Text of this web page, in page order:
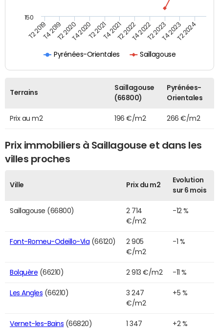
Pyrénées-Orientales Saillagouse
T2 2019T4 2019T2 2020T4 2020T2 2021T4 2021T2 2022T4 2022T2 2023T4 2023T2 2024
150
Terrains
Saillagouse
(66800)
Pyrénées-
Orientales
Prix au m2 196 €/m2 266 €/m2
Prix immobiliers à Saillagouse et dans les
villes proches
Ville Prix du m2
Evolution
sur 6 mois
Saillagouse (66800)
2 714
€/m2
-12 %
Font-Romeu-Odeillo-Via (66120)
2 905
€/m2
-1 %
Bolquère (66210) 2 913 €/m2 -11 %
Les Angles (66210)
3 247
€/m2
+5 %
Vernet-les-Bains (66820)
1 347
+2 %